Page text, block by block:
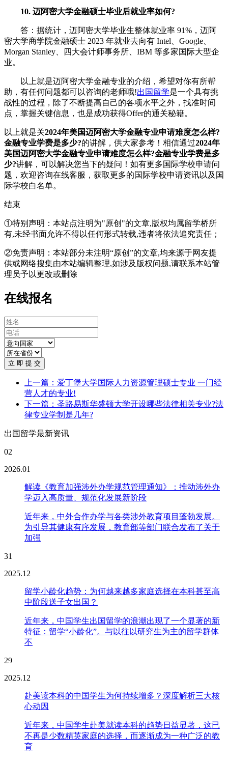
10. 迈阿密大学金融硕士毕业后就业率如何?
答：据统计，迈阿密大学毕业生整体就业率 91%，迈阿
密大学商学院金融硕士 2023 年就业去向有 Intel、Google、
Morgan Stanley、四大会计师事务所、IBM 等多家国际大型企
业。
以上就是迈阿密大学金融专业的介绍，希望对你有所帮
助，有任何问题都可以咨询的老师哦!出国留学是一个具有挑
战性的过程，除了不断提高自己的各项水平之外，找准时间
点，掌握关键信息，也是成功获得Offer的通关秘籍。
以上就是关2024年美国迈阿密大学金融专业申请难度怎么样?
金融专业学费是多少?的讲解，供大家参考！相信通过2024年
美国迈阿密大学金融专业申请难度怎么样?金融专业学费是多
少?讲解，可以解决您当下的疑问！如有更多国际学校申请问
题，欢迎咨询在线客服 ，获取更多的国际学校申请资讯以及国
际学校白名单。
结束
①特别声明：本站点注明为"原创"的文章,版权均属留学桥所
有,未经书面允许不得以任何形式转载,违者将依法追究责任；
②免责声明：本站部分未注明“原创”的文章,均来源于网友提
供或网络搜集由本站编辑整理,如涉及版权问题,请联系本站管
理员予以更改或删除
在线报名
立 即 提 交
上一篇：爱丁堡大学国际人力资源管理硕士专业 一门经
营人才的专业!
下一篇：圣路易斯华盛顿大学开设哪些法律相关专业?法
律专业学制是几年?
出国留学最新资讯
02
2026.01
解读《教育加强涉外办学规范管理通知》：推动涉外办
学迈入高质量、规范化发展新阶段
近年来，中外合作办学与各类涉外教育项目蓬勃发展。
为引导其健康有序发展，教育部等部门联合发布了关于
加强
31
2025.12
留学小龄化趋势：为何越来越多家庭选择在本科甚至高
中阶段送子女出国？
近年来，中国学生出国留学的浪潮出现了一个显著的新
特征：留学“小龄化”。与以往以研究生为主的留学群体
不
29
2025.12
赴美读本科的中国学生为何持续增多？深度解析三大核
心动因
近年来，中国学生赴美就读本科的趋势日益显著，这已
不再是少数精英家庭的选择，而逐渐成为一种广泛的教
育